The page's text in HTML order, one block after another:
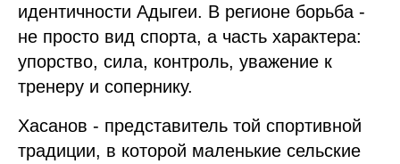
идентичности Адыгеи. В регионе борьба -
не просто вид спорта, а часть характера:
упорство, сила, контроль, уважение к
тренеру и сопернику.
Хасанов - представитель той спортивной
традиции, в которой маленькие сельские